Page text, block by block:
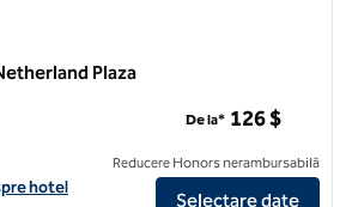
Plaza
Hilton Cincinnati Netherland Plaza
hotel
De la* 126 $
Reducere Honors nerambursabilă
Selectare date